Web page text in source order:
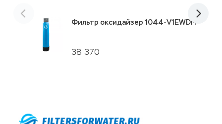
38 370
Фильтр оксидайзер 1044-V1EWDM